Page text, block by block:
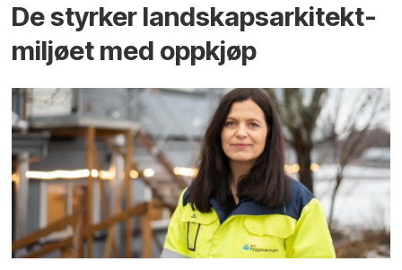
De styrker landskaps­arkitekt­
miljøet med oppkjøp